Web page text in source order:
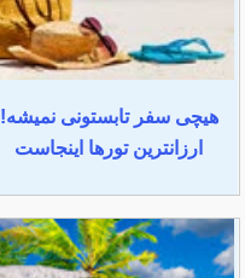
هیچی سفر تابستونی نمیشه!
ارزانترین تورها اینجاست